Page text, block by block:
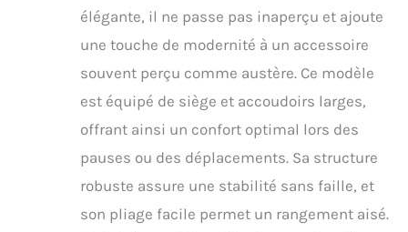
élégante, il ne passe pas inaperçu et ajoute
une touche de modernité à un accessoire
souvent perçu comme austère. Ce modèle
est équipé de siège et accoudoirs larges,
offrant ainsi un confort optimal lors des
pauses ou des déplacements. Sa structure
robuste assure une stabilité sans faille, et
son pliage facile permet un rangement aisé.